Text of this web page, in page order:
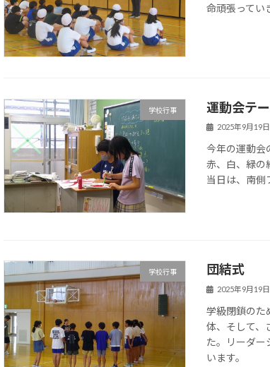
命頑張ってい
学校行事 運動会テ
2025年9月19日
今年の運動会
赤、白、緑の
当日は、南側
学校行事 団結式
2025年9月19日
学級閉鎖のた
体、そして、
た。リーダー
います。